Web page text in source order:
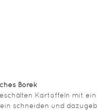
Börek
Kartoffeln mit
schneiden und